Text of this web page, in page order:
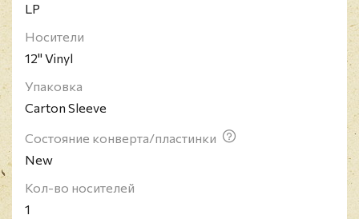
LP
Носители
12" Vinyl
Упаковка
Carton Sleeve
Состояние конверта/пластинки
New
Кол-во носителей
1